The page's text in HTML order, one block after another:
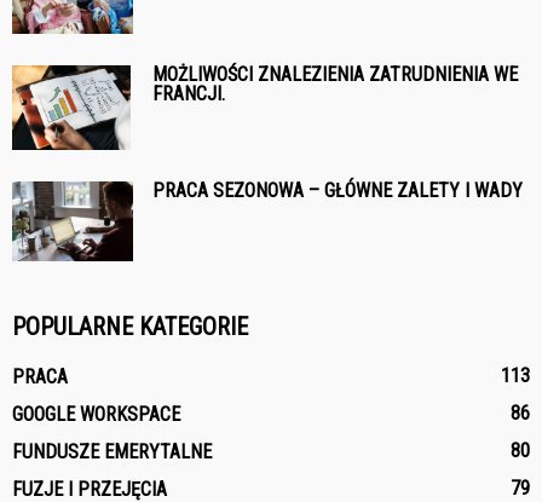
MOŻLIWOŚCI ZNALEZIENIA ZATRUDNIENIA WE
FRANCJI.
PRACA SEZONOWA – GŁÓWNE ZALETY I WADY
POPULARNE KATEGORIE
PRACA
113
GOOGLE WORKSPACE
86
FUNDUSZE EMERYTALNE
80
FUZJE I PRZEJĘCIA
79